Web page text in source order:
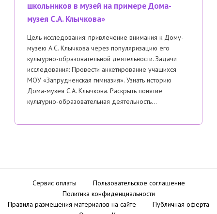
школьников в музей на примере Дома-
музея С.А. Клычкова»
Цель исследования: привлечение внимания к Дому-
музею А.С. Клычкова через популяризацию его
культурно-образовательной деятельности. Задачи
исследования: Провести анкетирование учащихся
МОУ «Запрудненская гимназия». Узнать историю
Дома-музея С.А. Клычкова. Раскрыть понятие
культурно-образовательная деятельность…
Сервис оплаты
Пользовательское соглашение
Политика конфиденциальности
Правила размещения материалов на сайте
Публичная оферта